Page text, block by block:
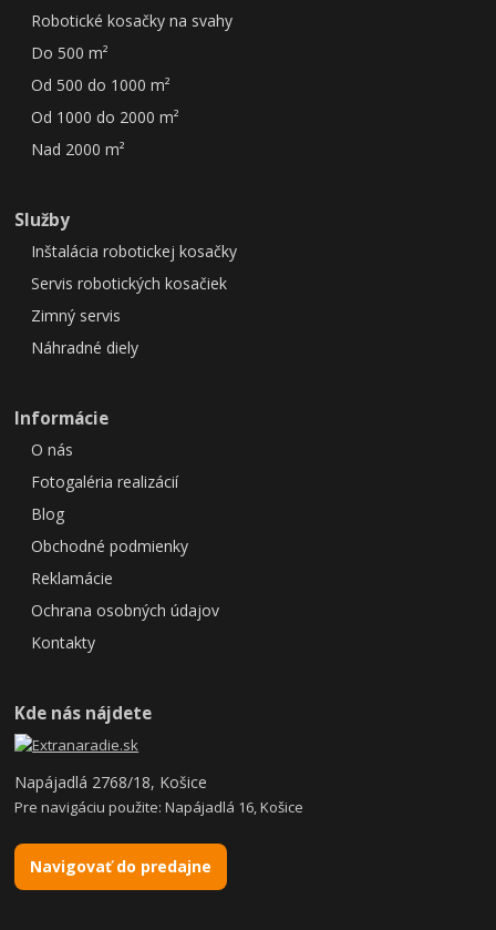
Robotické kosačky na svahy
Do 500 m²
Od 500 do 1000 m²
Od 1000 do 2000 m²
Nad 2000 m²
Služby
Inštalácia robotickej kosačky
Servis robotických kosačiek
Zimný servis
Náhradné diely
Informácie
O nás
Fotogaléria realizácií
Blog
Obchodné podmienky
Reklamácie
Ochrana osobných údajov
Kontakty
Kde nás nájdete
Napájadlá 2768/18, Košice
Pre navigáciu použite: Napájadlá 16, Košice
Navigovať do predajne